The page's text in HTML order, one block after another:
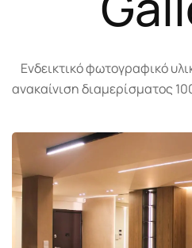
Ενδεικτικό φωτογραφικό
ανακαίνιση διαμερίσματος